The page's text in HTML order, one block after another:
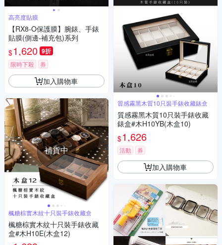
高亮度貼膜
【RX8-O保護膜】腕錶、手錶
貼膜(側邊-補充包)系列
$1,620 9折
限時下殺 券
加入購物車
補貨中
楓糖棕實木紋十只裝手錶收藏盒
楓糖棕實木紋十只裝手錶收藏
盒#木H10E(木盒12)
質感霧黑木質10只裝手錶收藏錶盒
質感霧黑木質10只裝手錶收藏
錶盒#木H10YB(木盒10)
$1,626
活動 券
加入購物車